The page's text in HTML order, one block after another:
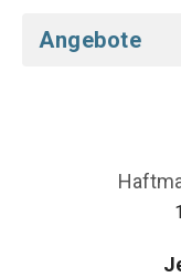
Angebote